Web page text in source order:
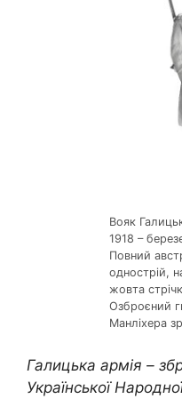
Вояк
1918 –
Повний
однострій,
жовта
Озброєний
Манліхера
Галицька армія –
Української